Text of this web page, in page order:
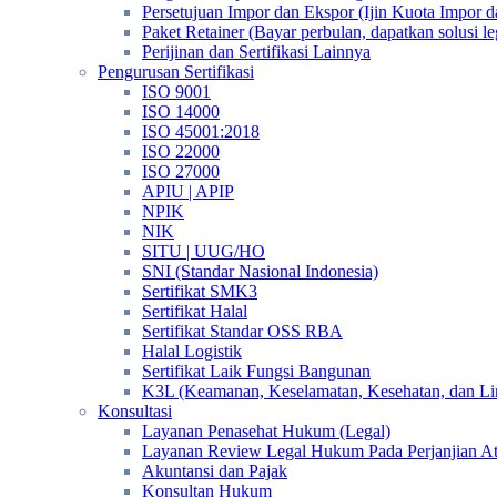
Persetujuan Impor dan Ekspor (Ijin Kuota Impor
Paket Retainer (Bayar perbulan, dapatkan solusi
Perijinan dan Sertifikasi Lainnya
Pengurusan Sertifikasi
ISO 9001
ISO 14000
ISO 45001:2018
ISO 22000
ISO 27000
APIU | APIP
NPIK
NIK
SITU | UUG/HO
SNI (Standar Nasional Indonesia)
Sertifikat SMK3
Sertifikat Halal
Sertifikat Standar OSS RBA
Halal Logistik
Sertifikat Laik Fungsi Bangunan
K3L (Keamanan, Keselamatan, Kesehatan, dan
Konsultasi
Layanan Penasehat Hukum (Legal)
Layanan Review Legal Hukum Pada Perjanjian
Akuntansi dan Pajak
Konsultan Hukum